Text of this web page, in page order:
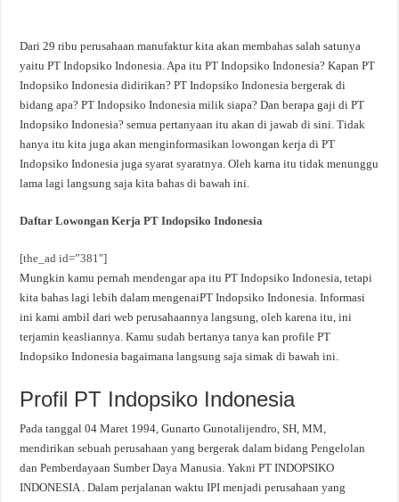
Dari 29 ribu perusahaan manufaktur kita akan membahas salah satunya
yaitu PT Indopsiko Indonesia. Apa itu PT Indopsiko Indonesia? Kapan PT
Indopsiko Indonesia didirikan? PT Indopsiko Indonesia bergerak di
bidang apa? PT Indopsiko Indonesia milik siapa? Dan berapa gaji di PT
Indopsiko Indonesia? semua pertanyaan itu akan di jawab di sini. Tidak
hanya itu kita juga akan menginformasikan lowongan kerja di PT
Indopsiko Indonesia juga syarat syaratnya. Oleh karna itu tidak menunggu
lama lagi langsung saja kita bahas di bawah ini.
Daftar Lowongan Kerja PT Indopsiko Indonesia
[the_ad id=”381″]
Mungkin kamu pernah mendengar apa itu PT Indopsiko Indonesia, tetapi
kita bahas lagi lebih dalam mengenaiPT Indopsiko Indonesia. Informasi
ini kami ambil dari web perusahaannya langsung, oleh karena itu, ini
terjamin keasliannya. Kamu sudah bertanya tanya kan profile PT
Indopsiko Indonesia bagaimana langsung saja simak di bawah ini.
Profil PT Indopsiko Indonesia
Pada tanggal 04 Maret 1994, Gunarto Gunotalijendro, SH, MM,
mendirikan sebuah perusahaan yang bergerak dalam bidang Pengelolan
dan Pemberdayaan Sumber Daya Manusia. Yakni PT INDOPSIKO
INDONESIA . Dalam perjalanan waktu IPI menjadi perusahaan yang